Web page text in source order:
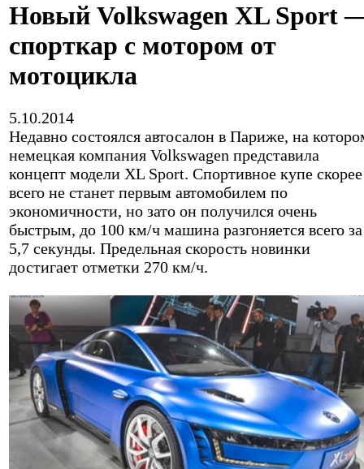
Новый Volkswagen XL Sport
спорткар с мотором от
мотоцикла
5.10.2014
Недавно состоялся автосалон в Париже, на
немецкая компания Volkswagen представила
концепт модели XL Sport. Спортивное купе скорее
всего не станет первым автомобилем по
экономичности, но зато он получился очень
быстрым, до 100 км/ч машина разгоняется всего за
5,7 секунды. Предельная скорость новинки
достигает отметки 270 км/ч.